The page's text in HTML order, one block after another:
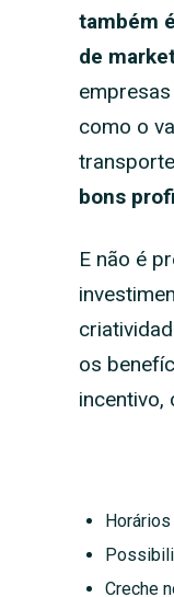
também
de
como o
bons
E não é
os
incentivo,
Creche